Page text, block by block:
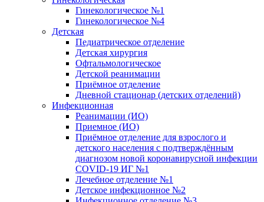
Гинекологическое №1
Гинекологическое №4
Детская
Педиатрическое отделение
Детская хирургия
Офтальмологическое
Детской реанимации
Приёмное отделение
Дневной стационар (детских отделений)
Инфекционная
Реанимации (ИО)
Приемное (ИО)
Приёмное отделение для взрослого и
детского населения с подтверждённым
диагнозом новой коронавирусной инфекции
COVID-19 ИГ №1
Лечебное отделение №1
Детское инфекционное №2